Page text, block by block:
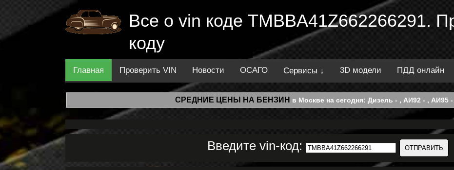
Все о vin коде TMBBA41Z662266291.
коду
Главная Проверить VIN Новости ОСАГО Сервисы ↓ 3D модели ПДД онлайн
СРЕДНИЕ ЦЕНЫ НА БЕНЗИН в Москве на сегодня: Дизель - , АИ92 - , АИ95
Введите vin-код: